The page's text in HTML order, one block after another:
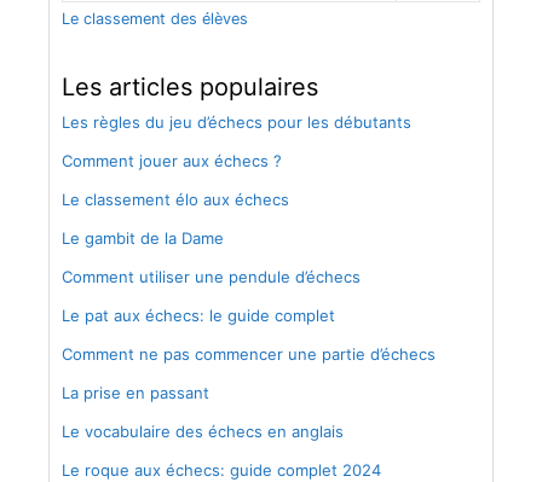
Le classement des élèves
Les articles populaires
Les règles du jeu d’échecs pour les débutants
Comment jouer aux échecs ?
Le classement élo aux échecs
Le gambit de la Dame
Comment utiliser une pendule d’échecs
Le pat aux échecs: le guide complet
Comment ne pas commencer une partie d’échecs
La prise en passant
Le vocabulaire des échecs en anglais
Le roque aux échecs: guide complet 2024